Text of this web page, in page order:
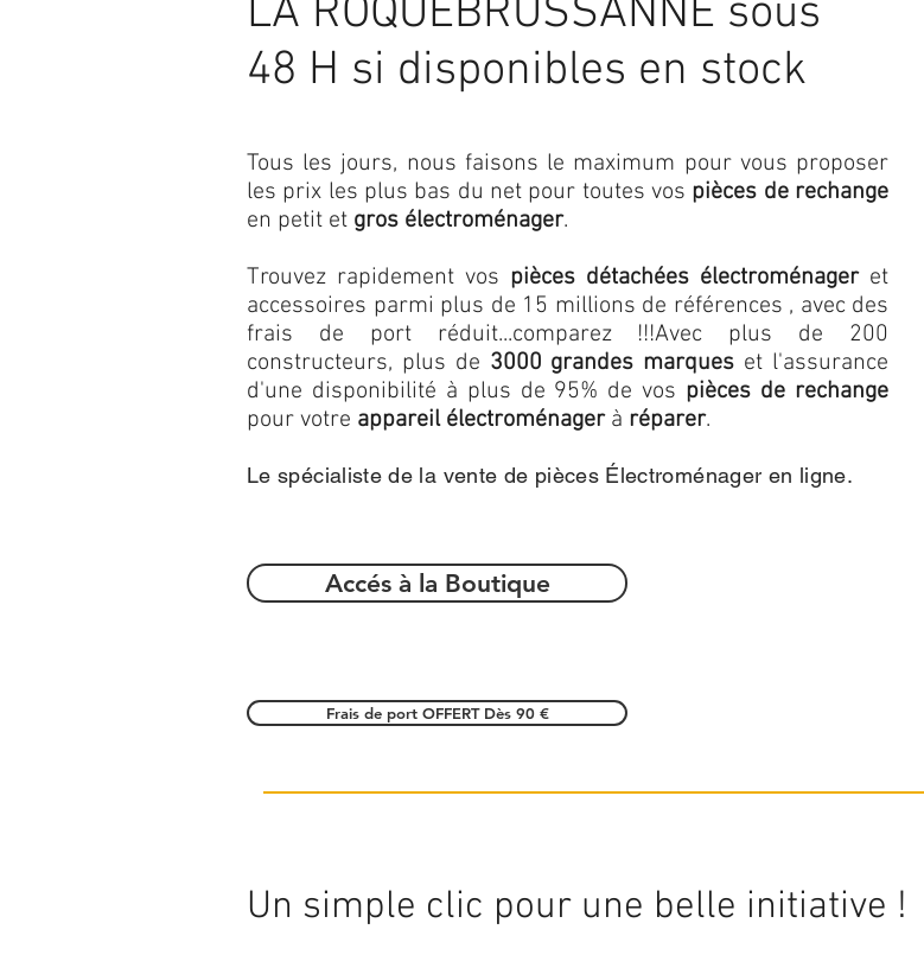
LA ROQUEBRUSSANNE sous
48 H si disponibles en stock
Accés à la Boutique
Tous les jours, nous faisons le maximum pour vous proposer
les prix les plus bas du net pour toutes vos pièces de rechange
en petit et gros électroménager.
Trouvez rapidement vos pièces détachées électroménageret
accessoires parmi plus de 15 millions de références , avec des
frais de port réduit...comparez !!!Avec plus de 200
constructeurs, plus de 3000 grandes marques et l'assurance
d'une disponibilité à plus de 95% de vos pièces de rechange
pour votre appareil électroménagerà réparer.
Le spécialiste de la vente de pièces Électroménager en ligne.
Frais de port OFFERT Dès 90 €
Un simple clic pour une belle initiative !